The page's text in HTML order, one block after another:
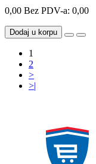
0,00 Bez PDV-a: 0,00
Dodaj u korpu
1
2
>
>|